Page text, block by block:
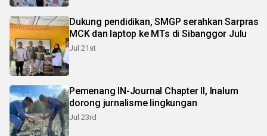
Dukung pendidikan, SMGP serahkan Sarpras
MCK dan laptop ke MTs di Sibanggor Julu
Jul 21st
Pemenang IN-Journal Chapter II, Inalum
dorong jurnalisme lingkungan
Jul 23rd